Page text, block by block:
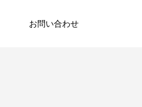
お問い合わせ